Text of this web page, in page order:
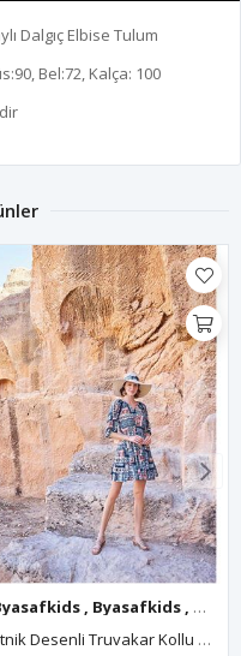
Dalgıç Elbise Tulum
Bel:72, Kalça: 100
,Byasafkids,Byasafkids
, Byasafkids ,
Etnik Desenli Truvakar Kollu V Yaka Elbise